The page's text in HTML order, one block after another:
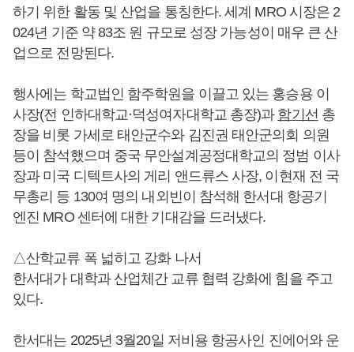
하기 위한 활동 및 산업을 통칭한다. 세계 MRO 시장은 2
024년 기준 약 83조 원 규모로 성장 가능성이 매우 큰 산
업으로 전망된다.
행사에는 학교법인 함주학원을 이끌고 있는 홍승용 이
사장(전 인하대학교·덕성여자대학교 총장)과 함기선 총
장을 비롯 가세로 태안군수와 김진권 태안군의회 의원
등이 참석했으며 중국 무안설계공정대학교의 정범 이사
장과 미국 디텍트사의 게리 앤드류스 사장, 이현재 전 국
무총리 등 130여 명의 내외빈이 참석해 한서대 항공기
엔진 MRO 센터에 대한 기대감을 드러냈다.
△산학교류 폭 넓히고 강화 나서
한서대가 대학과 산업체간 교류 협력 강화에 힘을 주고
있다.
한서대는 2025년 3월20일 저비용 항공사인 진에어와 운